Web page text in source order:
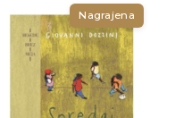
Nagrajena